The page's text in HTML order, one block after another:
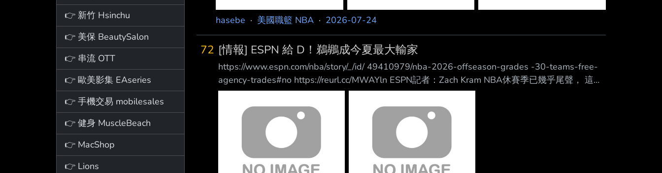
👉 新竹 Hsinchu
👉 美保 BeautySalon
👉 串流 OTT
👉 歐美影集 EAseries
👉 手機交易 mobilesales
👉 健身 MuscleBeach
👉 MacShop
👉 Lions
hasebe · 美國職籃 NBA · 2026-07-24
72 [情報] ESPN 給 D！鵜鶘成今夏最大輸家
https://www.espn.com/nba/story/_/id/ 49410979/nba-2026-offseason-grades -30-teams-free-
agency-trades#no https://reurl.cc/MWAYln ESPN記者：Zach Kram NBA休賽季已幾乎尾聲， 這並
不是從時間上來看， 儘管現在才七月，但就熱絡度而言... 雖然LeBron James 尚未決定落腳處， 絕
大多數會影響 26-27 賽季的交易與簽約 因此，是時候來評估各隊的操盤表現了，：